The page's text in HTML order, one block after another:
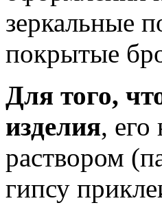
зеркальные
покрытые
Для того,
изделия,
раствором
гипсу